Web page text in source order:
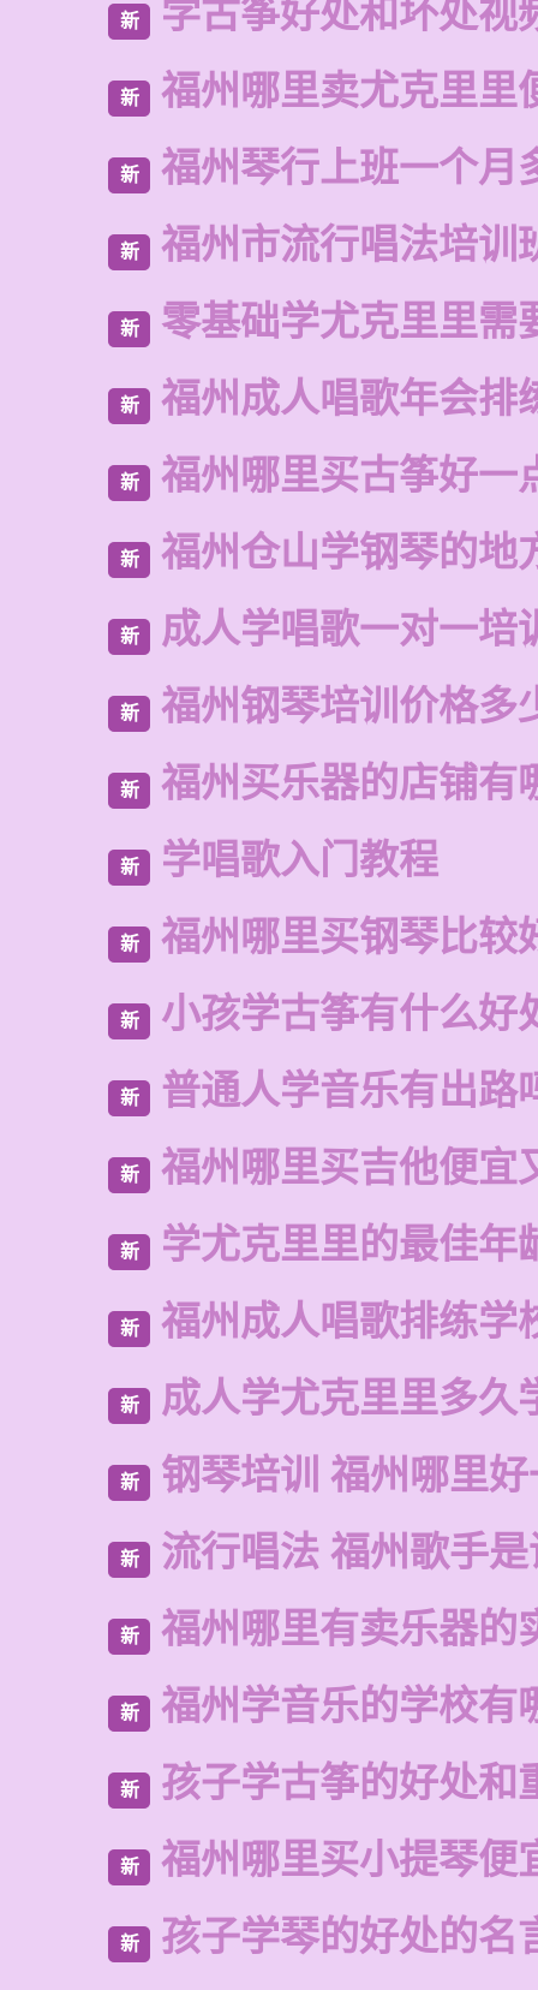
新 学古筝好处和坏处视
新 福州哪里卖尤克里里
新 福州琴行上班一个月
新 福州市流行唱法培训
新 零基础学尤克里里需
新 福州成人唱歌年会排
新 福州哪里买古筝好一
新 福州仓山学钢琴的地
新 成人学唱歌一对一培
新 福州钢琴培训价格多
新 福州买乐器的店铺有
新 学唱歌入门教程
新 福州哪里买钢琴比较
新 小孩学古筝有什么好
新 普通人学音乐有出路
新 福州哪里买吉他便宜
新 学尤克里里的最佳年
新 福州成人唱歌排练学
新 成人学尤克里里多久
新 钢琴培训 福州哪里
新 流行唱法 福州歌手是
新 福州哪里有卖乐器的
新 福州学音乐的学校有
新 孩子学古筝的好处和
新 福州哪里买小提琴便
新 孩子学琴的好处的名